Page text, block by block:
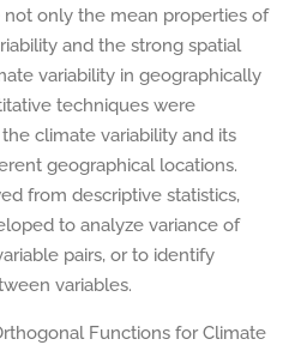
only the mean properties of
and the strong spatial
variability in geographically
techniques were
climate variability and its
geographical locations.
from descriptive statistics,
to analyze variance of
pairs, or to identify
variables.
Functions for Climate